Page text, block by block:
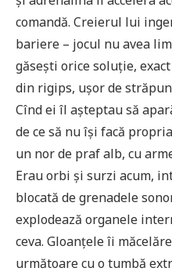
comandă. Creierul lui
bariere – jocul nu avea
găsești orice soluție,
din rigips, ușor de
Cînd ei îl așteptau să
de ce să nu își facă
un nor de praf alb, cu
Erau orbi și surzi acum,
blocată de grenadele
explodează organele
ceva. Gloanțele îi
următoare cu o tumbă